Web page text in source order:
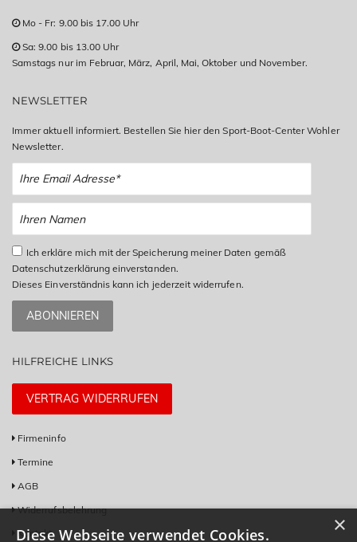
Mo - Fr: 9.00 bis 17.00 Uhr
Sa: 9.00 bis 13.00 Uhr
Samstags nur im Februar, März, April, Mai, Oktober und November.
NEWSLETTER
Immer aktuell informiert. Bestellen Sie hier den Sport-Boot-Center Wohler
Newsletter.
Ich erkläre mich mit der Speicherung meiner Daten gemäß
Datenschutzerklärung einverstanden.
Dieses Einverständnis kann ich jederzeit widerrufen.
ABONNIEREN
HILFREICHE LINKS
VERTRAG WIDERRUFEN
Firmeninfo
Termine
AGB
Widerrufsbelehrung
Kontakt
×
Diese Webseite verwendet Cookies.